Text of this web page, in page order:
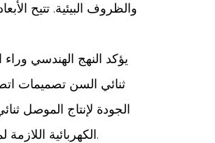
والظروف البيئية. تتيح
يؤكد النهج الهندسي
ثنائي السن تصميمات
الجودة لإنتاج الموصل
الكهربائية اللازمة لمختلف التطبيقات، مما يوفر لمصنعي الأجهزة الإلكترونية حلول اتصال يمكن الاعتماد عليها تقلل من معدلات الفشل ومتطلبات الصيانة.